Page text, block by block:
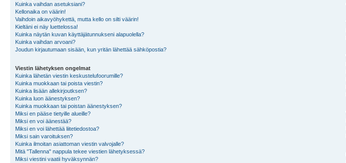
Kuinka vaihdan asetuksiani?
Kellonaika on väärin!
Vaihdoin aikavyöhykettä, mutta kello on silti väärin!
Kieltäni ei näy luettelossa!
Kuinka näytän kuvan käyttäjätunnukseni alapuolella?
Kuinka vaihdan arvoani?
Joudun kirjautumaan sisään, kun yritän lähettää sähköpostia?
Viestin lähetyksen ongelmat
Kuinka lähetän viestin keskustelufoorumille?
Kuinka muokkaan tai poista viestin?
Kuinka lisään allekirjoutksen?
Kuinka luon äänestyksen?
Kuinka muokkaan tai poistan äänestyksen?
Miksi en pääse tietyille alueille?
Miksi en voi äänestää?
Miksi en voi lähettää liitetiedostoa?
Miksi sain varoituksen?
Kuinka ilmoitan asiattoman viestin valvojalle?
Mitä "Tallenna" nappula tekee viestien lähetyksessä?
Miksi viestini vaatii hyväksynnän?